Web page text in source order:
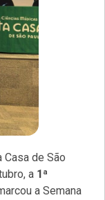
Casa de São
a 1ª
a Semana